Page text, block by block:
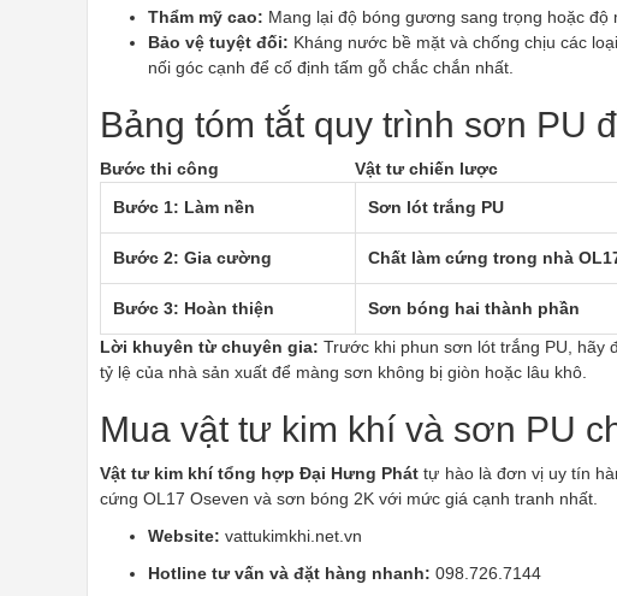
Thẩm mỹ cao: Mang lại độ bóng gương sang trọng hoặc độ
Bảo vệ tuyệt đối: Kháng nước bề mặt và chống chịu các
nối góc cạnh để cố định tấm gỗ chắc chắn nhất.
Bảng tóm tắt quy trình sơn PU
Bước thi công Vật tư chiến lược
Bước 1: Làm nền
Sơn lót trắng PU
Bước 2: Gia cường Chất làm cứng trong nhà
Bước 3: Hoàn thiện Sơn bóng hai thành phần
Lời khuyên từ chuyên gia: Trước khi phun sơn lót trắng PU, hãy
tỷ lệ của nhà sản xuất để màng sơn không bị giòn hoặc lâu khô.
Mua vật tư kim khí và sơn PU
Vật tư kim khí tổng hợp Đại Hưng Phát tự hào là đơn vị uy tín
cứng OL17 Oseven và sơn bóng 2K với mức giá cạnh tranh nhất.
Website: vattukimkhi.net.vn
Hotline tư vấn và đặt hàng nhanh: 098.726.7144